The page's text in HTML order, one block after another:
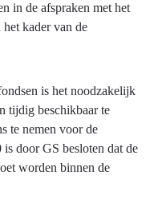
in de afspraken met het
kader van de
is het noodzakelijk
tijdig beschikbaar te
te nemen voor de
door GS besloten dat de
worden binnen de